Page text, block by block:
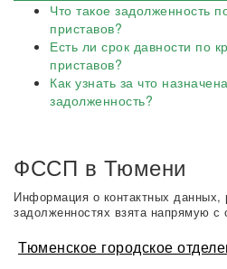
Что такое задолженность
приставов?
Есть ли срок давности по
приставов?
Как узнать за что
задолженность?
ФССП в Тюмени
Информация о контактных данных,
задолженностях взята напрямую
Тюменское городское